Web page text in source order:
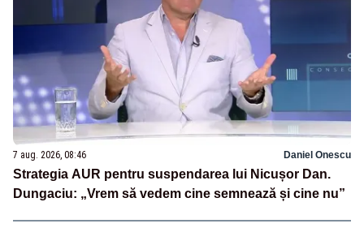
7 aug. 2026, 08:46 Daniel Onescu
Strategia AUR pentru suspendarea lui Nicușor Dan.
Dungaciu: „Vrem să vedem cine semnează și cine nu”